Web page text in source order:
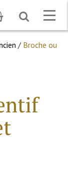
Toggle
search
/ Broche ou